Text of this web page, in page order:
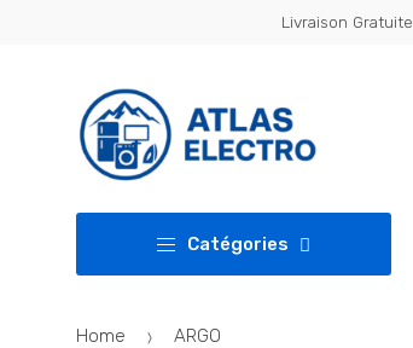
Livraison Gratuite
Catégories
Home ARGO